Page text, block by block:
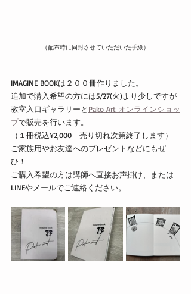
（配布時に同封させていただいた手紙）
IMAGINE BOOKは２００冊作りました。
追加で購入希望の方には5/27(火)より少しですが
教室入口ギャラリーと Pako Art オンラインショッ
プで販売を行います。
（１冊税込¥2,000　売り切れ次第終了します）
ご家族用やお友達へのプレゼントなどにもぜ
ひ！
ご購入希望の方は講師へ直接お声掛け、または
LINEやメールでご連絡ください。